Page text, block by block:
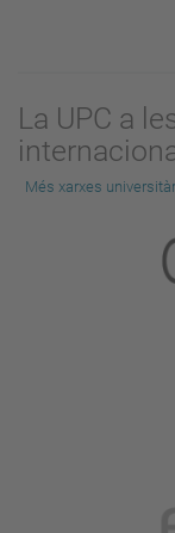
La UPC a
Més xarxes